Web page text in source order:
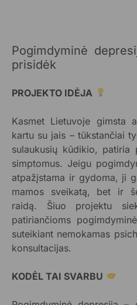
Pogimdyminė
prisidėk
PROJEKTO IDĖJA
Kasmet Lietuvoje gimsta
kartu su jais – tūkstančiai
sulaukusių kūdikio, patiria
simptomus. Jeigu
atpažįstama ir gydoma, ji
mamos sveikatą, bet ir
raidą. Šiuo projektu
patiriančioms
suteikiant nemokamas
konsultacijas.
KODĖL TAI SVARBU